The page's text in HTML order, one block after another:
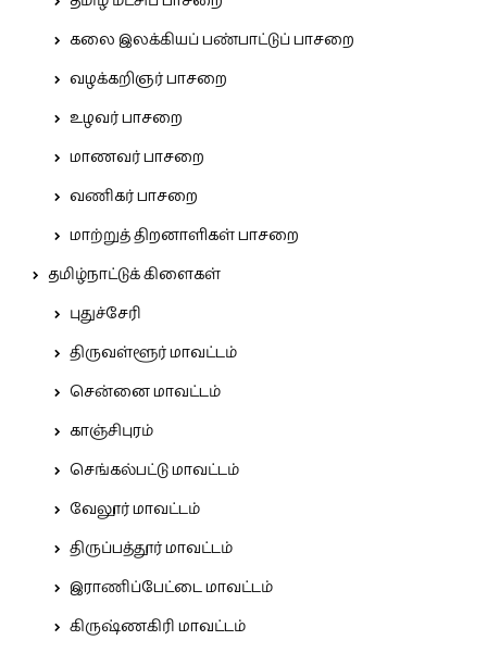
கலை இலக்கியப் பண்பாட்டுப் பாசறை
வழக்கறிஞர் பாசறை
உழவர் பாசறை
மாணவர் பாசறை
வணிகர் பாசறை
மாற்றுத் திறனாளிகள் பாசறை
தமிழ்நாட்டுக் கிளைகள்
புதுச்சேரி
திருவள்ளூர் மாவட்டம்
சென்னை மாவட்டம்
காஞ்சிபுரம்
செங்கல்பட்டு மாவட்டம்
வேலூர் மாவட்டம்
திருப்பத்தூர் மாவட்டம்
இராணிப்பேட்டை மாவட்டம்
கிருஷ்ணகிரி மாவட்டம்